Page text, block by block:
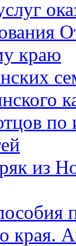
краю
по
из
края.